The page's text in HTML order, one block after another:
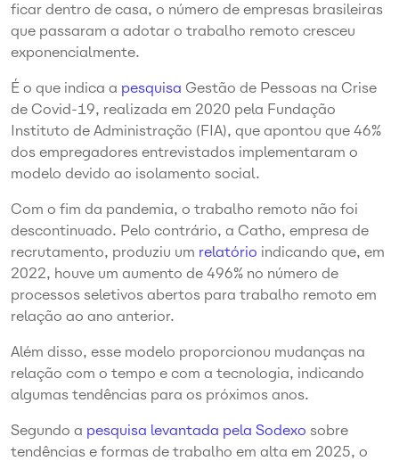
ficar dentro de casa, o número de empresas brasileiras
que passaram a adotar o trabalho remoto cresceu
exponencialmente.
É o que indica a pesquisa Gestão de Pessoas na Crise
de Covid-19, realizada em 2020 pela Fundação
Instituto de Administração (FIA), que apontou que 46%
dos empregadores entrevistados implementaram o
modelo devido ao isolamento social.
Com o fim da pandemia, o trabalho remoto não foi
descontinuado. Pelo contrário, a Catho, empresa de
recrutamento, produziu um relatório indicando que, em
2022, houve um aumento de 496% no número de
processos seletivos abertos para trabalho remoto em
relação ao ano anterior.
Além disso, esse modelo proporcionou mudanças na
relação com o tempo e com a tecnologia, indicando
algumas tendências para os próximos anos.
Segundo a pesquisa levantada pela Sodexo sobre
tendências e formas de trabalho em alta em 2025, o